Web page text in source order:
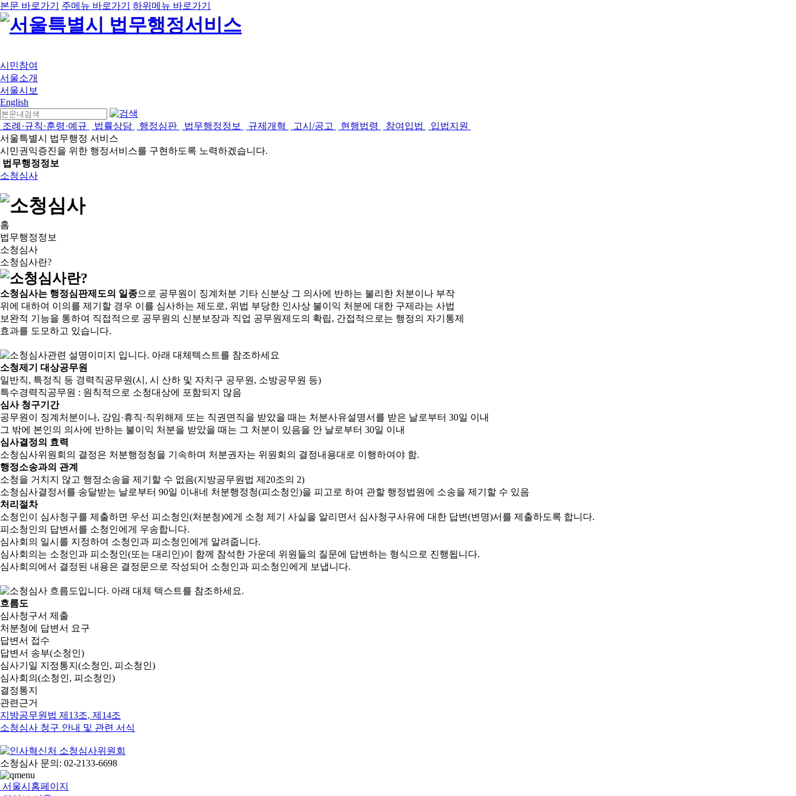
본문 바로가기 주메뉴 바로가기 하위메뉴 바로가기
시민참여
서울소개
서울시보
English
조례·규칙·훈령·예규 법률상담 행정심판 법무행정정보 규제개혁 고시/공고 현행법령 참여입법
입법지원
서울특별시 법무행정 서비스
시민권익증진을 위한 행정서비스를 구현하도록 노력하겠습니다.
법무행정정보
소청심사
홈
법무행정정보
소청심사
소청심사란?
소청심사는 행정심판제도의 일종으로 공무원이 징계처분 기타 신분상 그 의사에 반하는 불리한 처분이나 부작
위에 대하여 이의를 제기할 경우 이를 심사하는 제도로, 위법 부당한 인사상 불이익 처분에 대한 구제라는 사법
보완적 기능을 통하여 직접적으로 공무원의 신분보장과 직업 공무원제도의 확립, 간접적으로는 행정의 자기통제
효과를 도모하고 있습니다.
소청제기 대상공무원
일반직, 특정직 등 경력직공무원(시, 시 산하 및 자치구 공무원, 소방공무원 등)
특수경력직공무원 : 원칙적으로 소청대상에 포함되지 않음
심사 청구기간
공무원이 징계처분이나, 강임·휴직·직위해제 또는 직권면직을 받았을 때는 처분사유설명서를 받은 날로부터 30일 이내
그 밖에 본인의 의사에 반하는 불이익 처분을 받았을 때는 그 처분이 있음을 안 날로부터 30일 이내
심사결정의 효력
소청심사위원회의 결정은 처분행정청을 기속하며 처분권자는 위원회의 결정내용대로 이행하여야 함.
행정소송과의 관계
소청을 거치지 않고 행정소송을 제기할 수 없음(지방공무원법 제20조의 2)
소청심사결정서를 송달받는 날로부터 90일 이내네 처분행정청(피소청인)을 피고로 하여 관할 행정법원에 소송을 제기할 수 있음
처리절차
소청인이 심사청구를 제출하면 우선 피소청인(처분청)에게 소청 제기 사실을 알리면서 심사청구사유에 대한 답변(변명)서를 제출하도록 합니다.
피소청인의 답변서를 소청인에게 우송합니다.
심사회의 일시를 지정하여 소청인과 피소청인에게 알려줍니다.
심사회의는 소청인과 피소청인(또는 대리인)이 함께 참석한 가운데 위원들의 질문에 답변하는 형식으로 진행됩니다.
심사회의에서 결정된 내용은 결정문으로 작성되어 소청인과 피소청인에게 보냅니다.
흐름도
심사청구서 제출
처분청에 답변서 요구
답변서 접수
답변서 송부(소청인)
심사기일 지정통지(소청인, 피소청인)
심사회의(소청인, 피소청인)
결정통지
관련근거
지방공무원법 제13조, 제14조
소청심사 청구 안내 및 관련 서식
소청심사 문의: 02-2133-6698
서울시홈페이지